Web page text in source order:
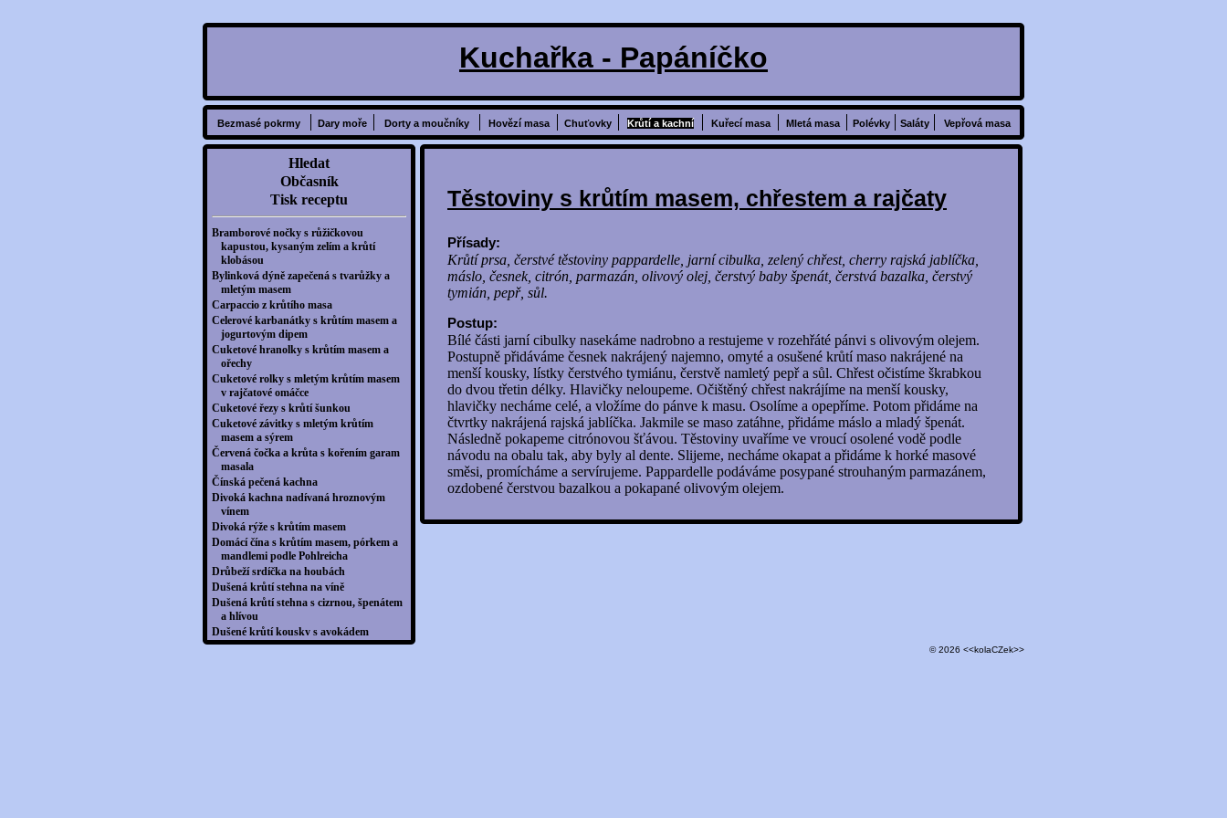
Kuchařka - Papáníčko
Bezmasé pokrmy Dary moře Dorty a moučníky Hovězí masa Chuťovky Krůtí a kachní Kuřecí masa Mletá masa Polévky Saláty Vepřová masa
Hledat
Občasník
Tisk receptu
Bramborové nočky s růžičkovou
kapustou, kysaným zelím a krůtí
klobásou
Bylinková dýně zapečená s tvarůžky a
mletým masem
Carpaccio z krůtího masa
Celerové karbanátky s krůtím masem a
jogurtovým dipem
Cuketové hranolky s krůtím masem a
ořechy
Cuketové rolky s mletým krůtím masem
v rajčatové omáčce
Cuketové řezy s krůtí šunkou
Cuketové závitky s mletým krůtím
masem a sýrem
Červená čočka a krůta s kořením garam
masala
Čínská pečená kachna
Divoká kachna nadívaná hroznovým
vínem
Divoká rýže s krůtím masem
Domácí čína s krůtím masem, pórkem a
mandlemi podle Pohlreicha
Drůbeží srdíčka na houbách
Dušená krůtí stehna na víně
Dušená krůtí stehna s cizrnou, špenátem
a hlívou
Dušené krůtí kousky s avokádem
Fazolová miska s avokádovým dresinkem
Těstoviny s krůtím masem, chřestem a rajčaty
Přísady:
Krůtí prsa, čerstvé těstoviny pappardelle, jarní cibulka, zelený chřest, cherry rajská jablíčka,
máslo, česnek, citrón, parmazán, olivový olej, čerstvý baby špenát, čerstvá bazalka, čerstvý
tymián, pepř, sůl.
Postup:
Bílé části jarní cibulky nasekáme nadrobno a restujeme v rozehřáté pánvi s olivovým olejem.
Postupně přidáváme česnek nakrájený najemno, omyté a osušené krůtí maso nakrájené na
menší kousky, lístky čerstvého tymiánu, čerstvě namletý pepř a sůl. Chřest očistíme škrabkou
do dvou třetin délky. Hlavičky neloupeme. Očištěný chřest nakrájíme na menší kousky,
hlavičky necháme celé, a vložíme do pánve k masu. Osolíme a opepříme. Potom přidáme na
čtvrtky nakrájená rajská jablíčka. Jakmile se maso zatáhne, přidáme máslo a mladý špenát.
Následně pokapeme citrónovou šťávou. Těstoviny uvaříme ve vroucí osolené vodě podle
návodu na obalu tak, aby byly al dente. Slijeme, necháme okapat a přidáme k horké masové
směsi, promícháme a servírujeme. Pappardelle podáváme posypané strouhaným parmazánem,
ozdobené čerstvou bazalkou a pokapané olivovým olejem.
© 2026 <<kolaCZek>>